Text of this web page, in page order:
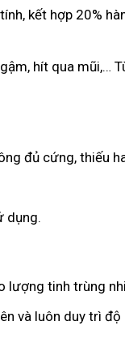
kết hợp 20%
hít qua mũi,…
đủ cứng, thiếu
dụng.
lượng tinh trùng
và luôn duy trì